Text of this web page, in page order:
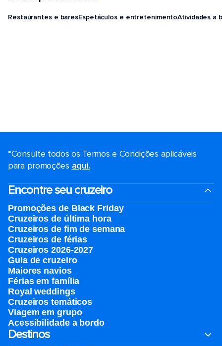
Restaurantes e baresEspetáculos e entretenimentoAtividades a
*Consulte todos os Termos e Condições aplicáveis ​​
para promoções aqui..
Encontre seu cruzeiro
Promoções de Black Friday
Cruzeiros de última hora
Cruzeiros de fim de semana
Cruzeiros de férias
Cruzeiros 2026-2027
Guia de cruzeiro
Maiores navios
Férias em família
Royal weddings
Cruzeiros temáticos
Viagem em grupo
Acessibilidade a bordo
Destinos